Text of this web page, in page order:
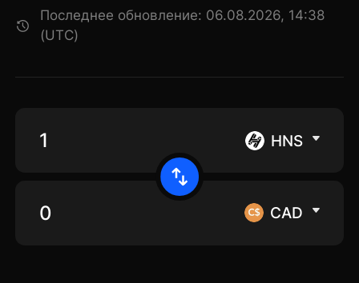
Последнее обновление: 06.08.2026, 14:38
(UTC)
HNS
CAD